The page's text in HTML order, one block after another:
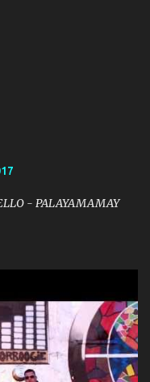
- PALAYAMAMAY